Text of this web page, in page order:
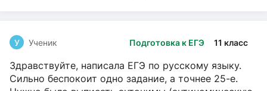
Подготовка к ЕГЭ 11 класс
У Ученик
Здравствуйте, написала ЕГЭ по русскому языку.
Сильно беспокоит одно задание, а точнее 25-е.